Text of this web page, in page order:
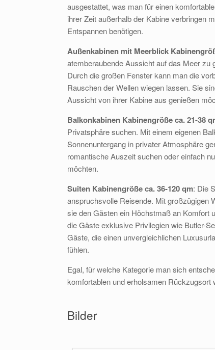
ausgestattet, was man für einen
ihrer Zeit außerhalb der Kabine verbringen
Entspannen benötigen.
Außenkabinen mit Meerblick
atemberaubende Aussicht auf das Meer zu
Durch die großen Fenster kann man die
Rauschen der Wellen wiegen lassen. Sie
Aussicht von ihrer Kabine aus genießen
Balkonkabinen Kabinengröße ca. 21-38
Privatsphäre suchen. Mit einem eigenen
Sonnenuntergang in privater Atmosphäre
romantische Auszeit suchen oder einfach
möchten.
Suiten Kabinengröße ca. 36-120 qm: Die
anspruchsvolle Reisende. Mit großzügigen
sie den Gästen ein Höchstmaß an Komfort
die Gäste exklusive Privilegien wie Butler-
Gäste, die einen unvergleichlichen
fühlen.
Egal, für welche Kategorie man sich
komfortablen und erholsamen Rückzugsort
Bilder